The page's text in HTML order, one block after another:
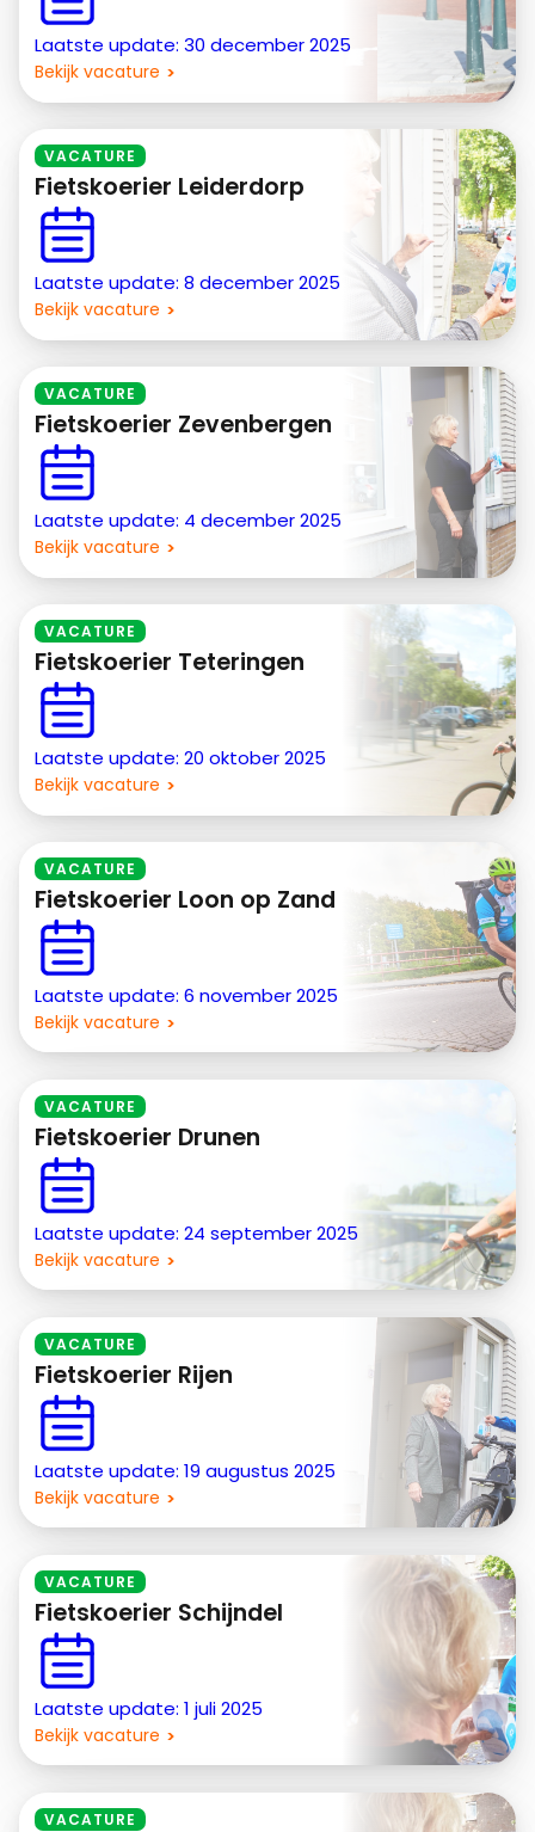
Laatste update: 30 december 2025
Bekijk vacature
VACATURE
Fietskoerier Leiderdorp
Laatste update: 8 december 2025
Bekijk vacature
VACATURE
Fietskoerier Zevenbergen
Laatste update: 4 december 2025
Bekijk vacature
VACATURE
Fietskoerier Teteringen
Laatste update: 20 oktober 2025
Bekijk vacature
VACATURE
Fietskoerier Loon op Zand
Laatste update: 6 november 2025
Bekijk vacature
VACATURE
Fietskoerier Drunen
Laatste update: 24 september 2025
Bekijk vacature
VACATURE
Fietskoerier Rijen
Laatste update: 19 augustus 2025
Bekijk vacature
VACATURE
Fietskoerier Schijndel
Laatste update: 1 juli 2025
Bekijk vacature
VACATURE